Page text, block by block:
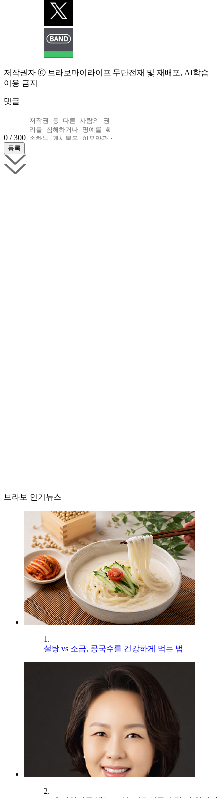
저작권자 ⓒ 브라보마이라이프 무단전재 및 재배포, AI학습
이용 금지
댓글
0 / 300
브라보 인기뉴스
1.
설탕 vs 소금, 콩국수를 건강하게 먹는 법
2.